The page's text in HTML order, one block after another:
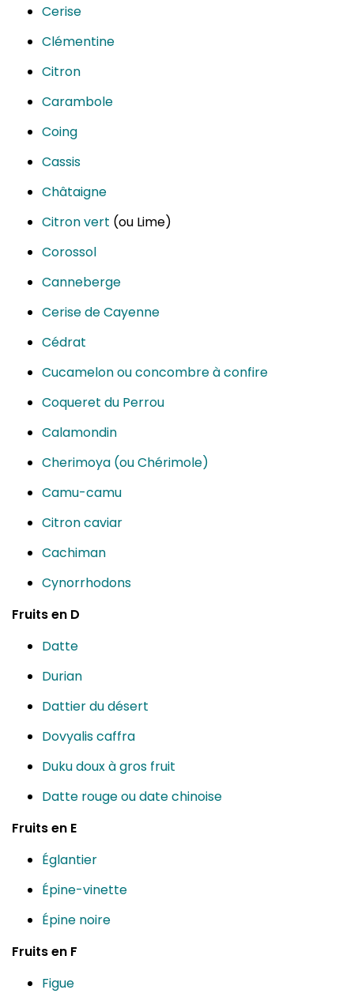
Cerise
Clémentine
Citron
Carambole
Coing
Cassis
Châtaigne
Citron vert (ou Lime)
Corossol
Canneberge
Cerise de Cayenne
Cédrat
Cucamelon ou concombre à confire
Coqueret du Perrou
Calamondin
Cherimoya (ou Chérimole)
Camu-camu
Citron caviar
Cachiman
Cynorrhodons
Fruits en D
Datte
Durian
Dattier du désert
Dovyalis caffra
Duku doux à gros fruit
Datte rouge ou date chinoise
Fruits en E
Églantier
Épine-vinette
Épine noire
Fruits en F
Figue